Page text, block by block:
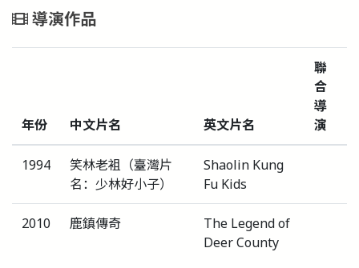
導演作品
年份 中文片名 英文片名
聯
合
導
演
1994
笑林老袓（臺灣片
名：少林好小子）
Shaolin Kung
Fu Kids
2010 鹿鎮傳奇
The Legend of
Deer County